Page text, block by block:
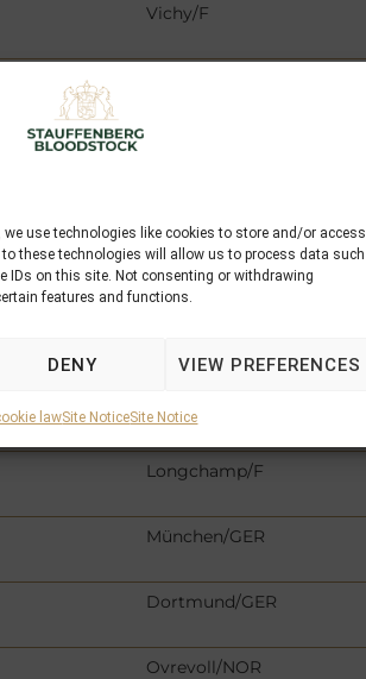
we use technologies like cookies to store and/or access
these technologies will allow us to process data such
IDs on this site. Not consenting or withdrawing
features and functions.
DENY VIEW PREFERENCES
lawSite NoticeSite Notice
Vichy/F
Marseille/F
Longchamp/F
München/GER
Dortmund/GER
Ovrevoll/NOR